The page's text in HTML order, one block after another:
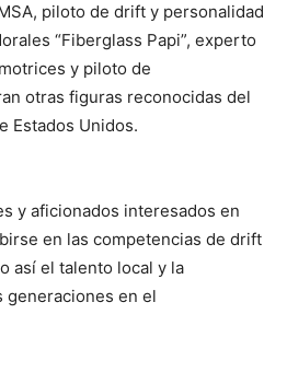
piloto de drift y personalidad
“Fiberglass Papi”, experto
y piloto de
otras figuras reconocidas del
Estados Unidos.
y aficionados interesados en
en las competencias de drift
así el talento local y la
generaciones en el